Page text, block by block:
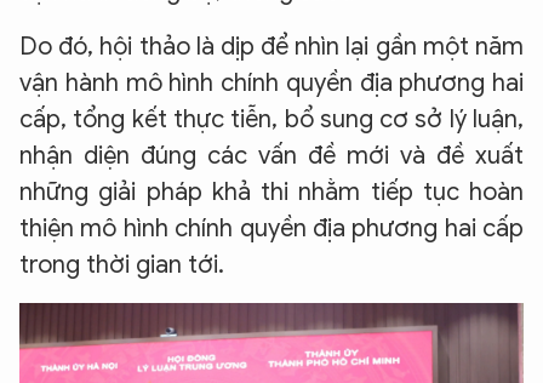
Do đó, hội thảo là dịp để nhìn lại gần một năm
vận hành mô hình chính quyền địa phương hai
cấp, tổng kết thực tiễn, bổ sung cơ sở lý luận,
nhận diện đúng các vấn đề mới và đề xuất
những giải pháp khả thi nhằm tiếp tục hoàn
thiện mô hình chính quyền địa phương hai cấp
trong thời gian tới.